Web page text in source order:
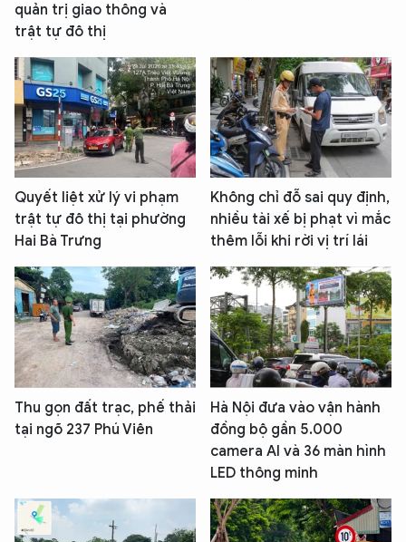
quản trị giao thông và
trật tự đô thị
Quyết liệt xử lý vi phạm
trật tự đô thị tại phường
Hai Bà Trưng
Không chỉ đỗ sai quy định,
nhiều tài xế bị phạt vì mắc
thêm lỗi khi rời vị trí lái
Thu gọn đất trạc, phế thải
tại ngõ 237 Phú Viên
Hà Nội đưa vào vận hành
đồng bộ gần 5.000
camera AI và 36 màn hình
LED thông minh